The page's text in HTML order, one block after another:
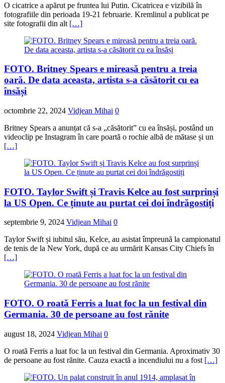
O cicatrice a apărut pe fruntea lui Putin. Cicatricea e vizibilă în
fotografiile din perioada 19-21 februarie. Kremlinul a publicat pe
site fotografii din alt […]
FOTO. Britney Spears e mireasă pentru a treia
oară. De data aceasta, artista s-a căsătorit cu ea
însăși
octombrie 22, 2024 Vidjean Mihai 0
Britney Spears a anunțat că s-a „căsătorit” cu ea însăși, postând un
videoclip pe Instagram în care poartă o rochie albă de mătase și un
[…]
FOTO. Taylor Swift și Travis Kelce au fost surprinși
la US Open. Ce ținute au purtat cei doi îndrăgostiți
septembrie 9, 2024 Vidjean Mihai 0
Taylor Swift și iubitul său, Kelce, au asistat împreună la campionatul
de tenis de la New York, după ce au urmărit Kansas City Chiefs în
[…]
FOTO. O roată Ferris a luat foc la un festival din
Germania. 30 de persoane au fost rănite
august 18, 2024 Vidjean Mihai 0
O roată Ferris a luat foc la un festival din Germania. Aproximativ 30
de persoane au fost rănite. Cauza exactă a incendiului nu a fost […]